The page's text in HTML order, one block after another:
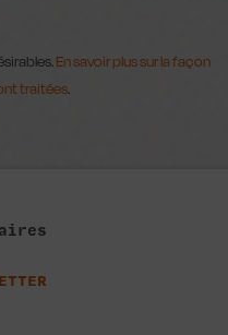
En savoir plus sur la façon
traitées